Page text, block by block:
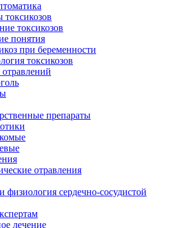
токсикозов
понятия
при беременности
токсикозов
препараты
отравления
физиология сердечно-сосудистой
лечение